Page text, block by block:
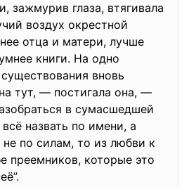
зажмурив глаза, втягивала
воздух окрестной
отца и матери, лучше
книги. На одно
вновь
тут, — постигала она, —
в сумасшедшей
назвать по имени, а
не по силам, то из любви к
преемников, которые это